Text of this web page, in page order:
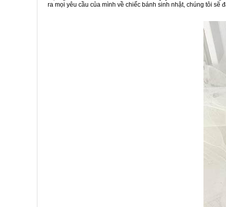
ra mọi yêu cầu của mình về chiếc bánh sinh nhật, chúng tôi sẽ